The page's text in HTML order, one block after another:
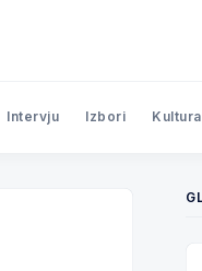
Intervju Izbori